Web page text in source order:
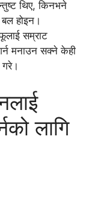
थिए, किनभने
होइन।
सम्राट
मनाउन सक्ने केही
गरे।
लागि